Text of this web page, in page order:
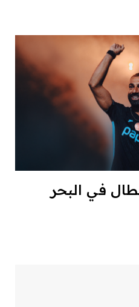
في البحر